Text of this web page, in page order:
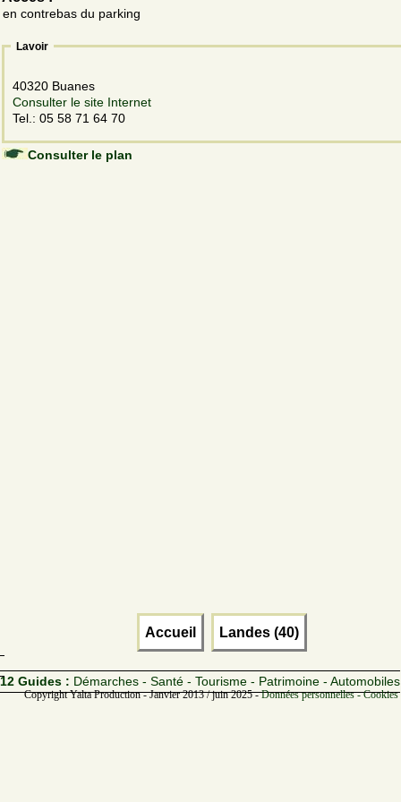
en contrebas du parking
Lavoir
40320 Buanes
Consulter le site Internet
Tel.: 05 58 71 64 70
Consulter le plan
Accueil Landes (40)
12 Guides : Démarches - Santé - Tourisme - Patrimoine - Automobiles
Copyright Yalta Production - Janvier 2013 / juin 2025 -Données personnelles -